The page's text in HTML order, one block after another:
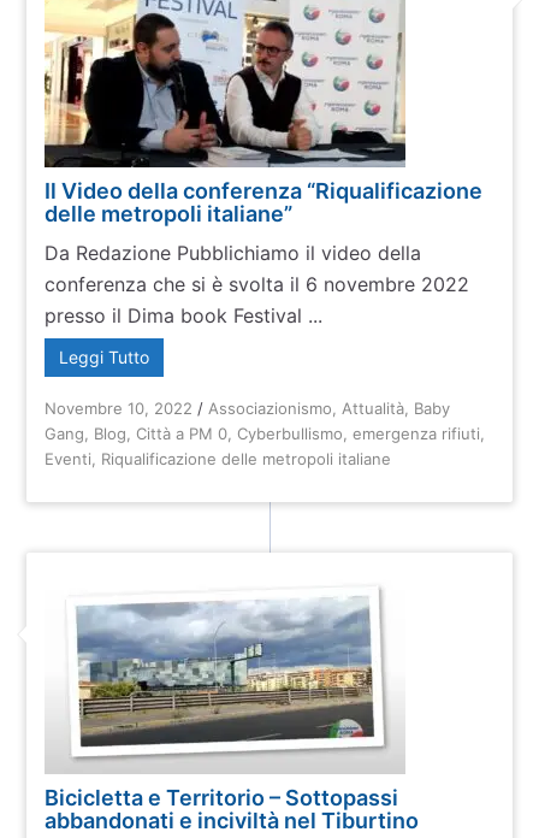
Il Video della conferenza “Riqualificazione
delle metropoli italiane”
Da Redazione Pubblichiamo il video della
conferenza che si è svolta il 6 novembre 2022
presso il Dima book Festival ...
Leggi Tutto
Novembre 10, 2022 / Associazionismo Attualità Baby
Gang
Blog ,Città a PM 0 ,Cyberbullismo ,emergenza rifiuti
Eventi
Riqualificazione delle metropoli italiane
Bicicletta e Territorio – Sottopassi
abbandonati e inciviltà nel Tiburtino